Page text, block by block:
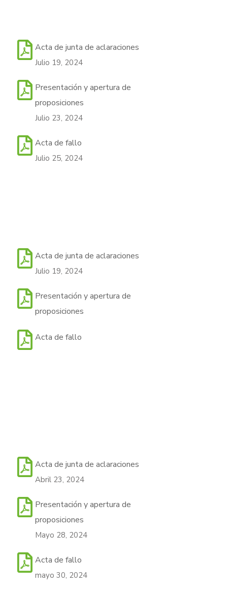
Acta de junta de aclaraciones
Julio 19, 2024
Presentación y apertura de
proposiciones
Julio 23, 2024
Acta de fallo
Julio 25, 2024
Acta de junta de aclaraciones
Julio 19, 2024
Presentación y apertura de
proposiciones
Acta de fallo
Acta de junta de aclaraciones
Abril 23, 2024
Presentación y apertura de
proposiciones
Mayo 28, 2024
Acta de fallo
mayo 30, 2024